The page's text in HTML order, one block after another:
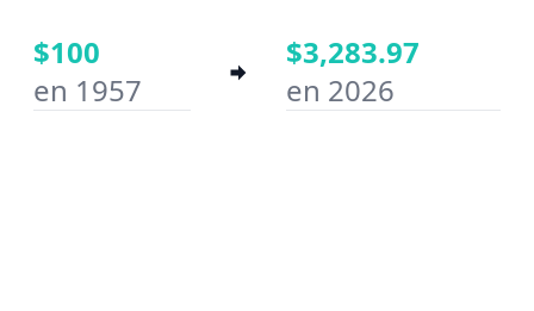
Año inicial
$100
en 1957
$3,283.97
en 2026